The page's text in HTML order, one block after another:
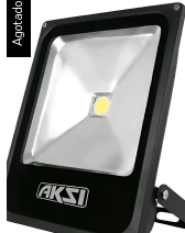
Agotado